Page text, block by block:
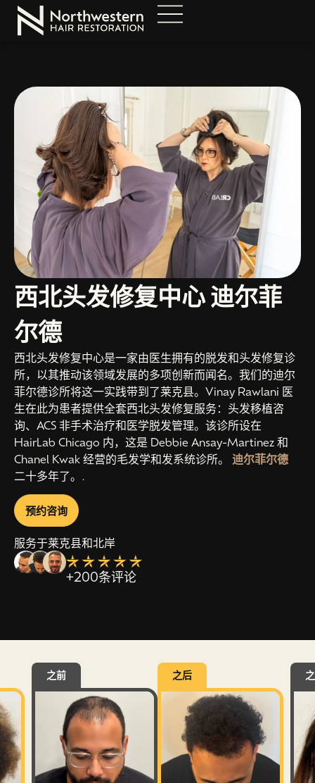
西北头发修复中心 迪尔菲
尔德
西北头发修复中心是一家由医生拥有的脱发和头发修复诊
所，以其推动该领域发展的多项创新而闻名。我们的迪尔
菲尔德诊所将这一实践带到了莱克县。Vinay Rawlani 医
生在此为患者提供全套西北头发修复服务：头发移植咨
询、ACS 非手术治疗和医学脱发管理。该诊所设在
HairLab Chicago 内，这是 Debbie Ansay-Martinez 和
Chanel Kwak 经营的毛发学和发系统诊所。 迪尔菲尔德
二十多年了。.
预约咨询
服务于莱克县和北岸
+200条评论
之前 之后